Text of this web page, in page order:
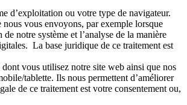
d’exploitation ou votre type de navigateur.
vous envoyons, par exemple lorsque
notre système et l’analyse de la manière
La base juridique de ce traitement est
vous utilisez notre site web ainsi que nos
tablette. Ils nous permettent d’améliorer
de ce traitement est votre consentement ou,